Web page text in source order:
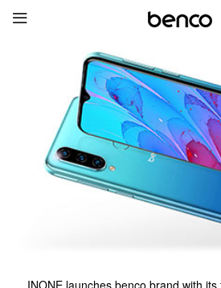
benco V90i SE
benco V91c
INONE launches benco brand with